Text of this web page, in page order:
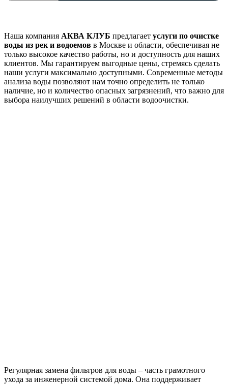
Наша компания АКВА КЛУБ предлагает услуги по очистке
воды из рек и водоемов в Москве и области, обеспечивая не
только высокое качество работы, но и доступность для наших
клиентов. Мы гарантируем выгодные цены, стремясь сделать
наши услуги максимально доступными. Современные методы
анализа воды позволяют нам точно определить не только
наличие, но и количество опасных загрязнений, что важно для
выбора наилучших решений в области водоочистки.
Регулярная замена фильтров для воды – часть грамотного
ухода за инженерной системой дома. Она поддерживает